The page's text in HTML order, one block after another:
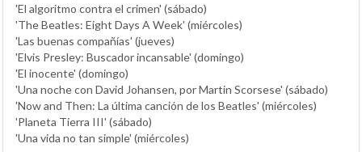
'El algoritmo contra el crimen' (sábado)
'The Beatles: Eight Days A Week' (miércoles)
'Las buenas compañías' (jueves)
'Elvis Presley: Buscador incansable' (domingo)
'El inocente' (domingo)
'Una noche con David Johansen, por Martin Scorsese' (sábado)
'Now and Then: La última canción de los Beatles' (miércoles)
'Planeta Tierra III' (sábado)
'Una vida no tan simple' (miércoles)